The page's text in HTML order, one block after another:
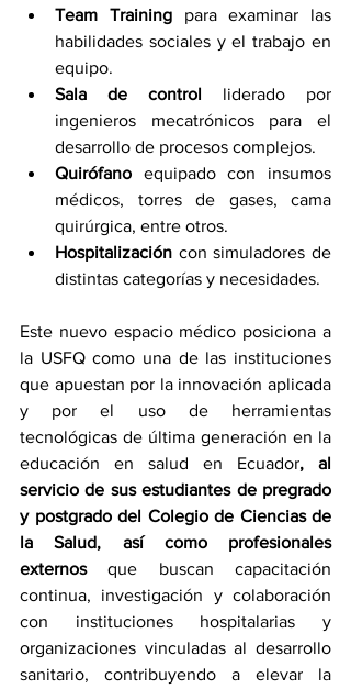
Team Training para examinar las
habilidades sociales y el trabajo en
equipo.
Sala de control liderado por
ingenieros mecatrónicos para el
desarrollo de procesos complejos.
Quirófano equipado con insumos
médicos, torres de gases, cama
quirúrgica, entre otros.
Hospitalización con simuladores de
distintas categorías y necesidades.
Este nuevo espacio médico posiciona a
la USFQ como una de las instituciones
que apuestan por la innovación aplicada
y por el uso de herramientas
tecnológicas de última generación en la
educación en salud en Ecuador, al
servicio de sus estudiantes de pregrado
y postgrado del Colegio de Ciencias de
la Salud, así como profesionales
externos que buscan capacitación
continua, investigación y colaboración
con instituciones hospitalarias y
organizaciones vinculadas al desarrollo
sanitario, contribuyendo a elevar la